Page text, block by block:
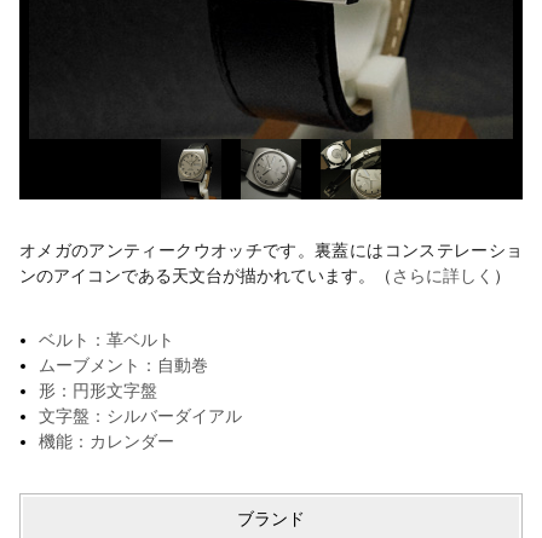
オメガのアンティークウオッチです。裏蓋にはコンステレーショ
ンのアイコンである天文台が描かれています。（ さらに詳しく ）
ベルト：革ベルト
ムーブメント：自動巻
形：円形文字盤
文字盤：シルバーダイアル
機能：カレンダー
ブランド